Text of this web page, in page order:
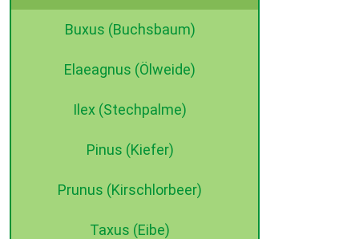
Buxus (Buchsbaum)
Elaeagnus (Ölweide)
Ilex (Stechpalme)
Pinus (Kiefer)
Prunus (Kirschlorbeer)
Taxus (Eibe)